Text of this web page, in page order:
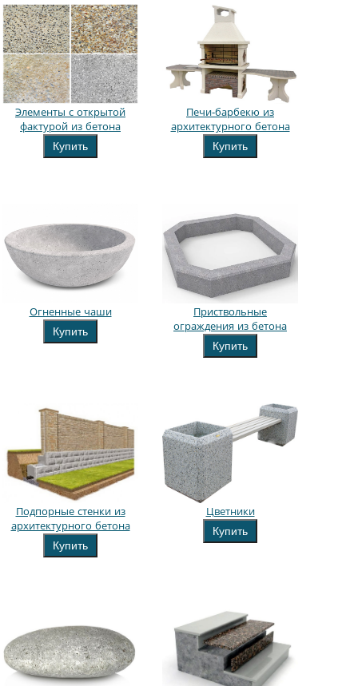
Элементы с открытой
фактурой из бетона
Купить
Печи-барбекю из
архитектурного бетона
Купить
Огненные чаши
Купить
Приствольные
ограждения из бетона
Купить
Подпорные стенки из
архитектурного бетона
Купить
Цветники
Купить